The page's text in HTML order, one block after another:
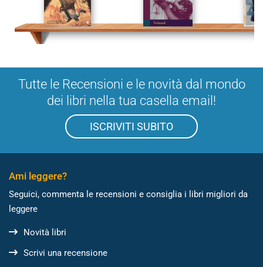
Tutte le Recensioni e le novità dal mondo
dei libri nella tua casella email!
ISCRIVITI SUBITO
Ami leggere?
Seguici, commenta le recensioni e consiglia i libri migliori da
leggere
Novità libri
Scrivi una recensione